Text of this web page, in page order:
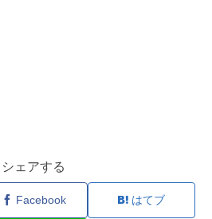
シェアする
Facebook はてブ